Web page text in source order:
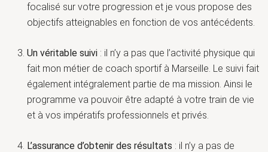
focalisé sur votre progression et je vous propose des
objectifs atteignables en fonction de vos antécédents.
Un véritable suivi : il n’y a pas que l’activité physique qui
fait mon métier de coach sportif à Marseille. Le suivi fait
également intégralement partie de ma mission. Ainsi le
programme va pouvoir être adapté à votre train de vie
et à vos impératifs professionnels et privés.
L’assurance d’obtenir des résultats : il n’y a pas de